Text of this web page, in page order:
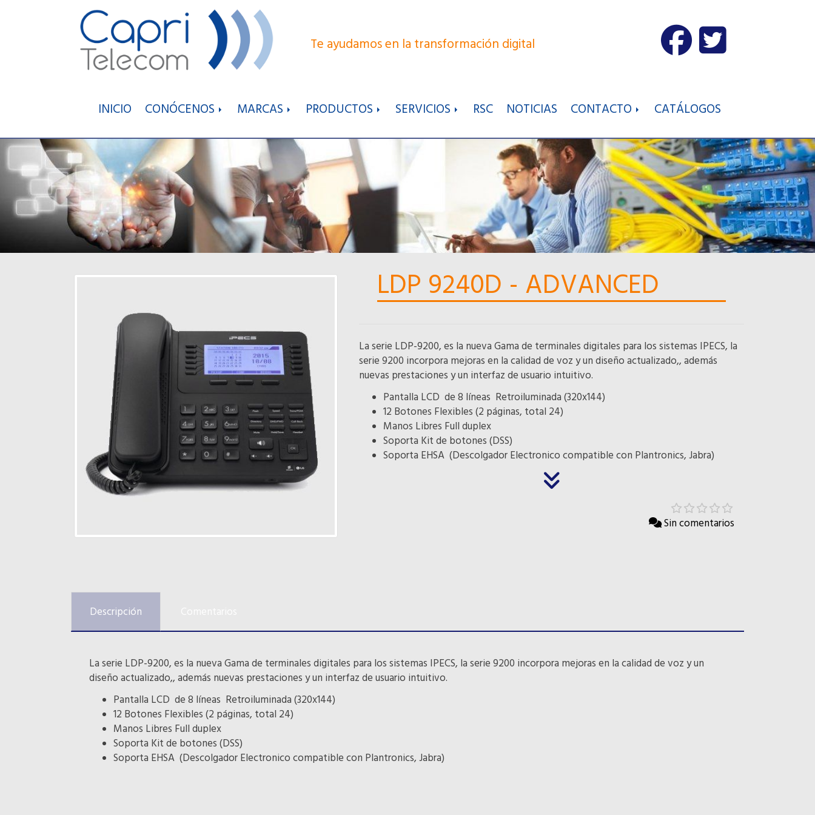
Te ayudamos en la transformación digital
INICIO CONÓCENOS MARCAS PRODUCTOS SERVICIOS RSC NOTICIAS CONTACTO CATÁLOGOS
LDP 9240D - ADVANCED
La serie LDP-9200, es la nueva Gama de terminales digitales para los sistemas IPECS, la
serie 9200 incorpora mejoras en la calidad de voz y un diseño actualizado,, además
nuevas prestaciones y un interfaz de usuario intuitivo.
Pantalla LCD de 8 líneas Retroiluminada (320x144)
12 Botones Flexibles (2 páginas, total 24)
Manos Libres Full duplex
Soporta Kit de botones (DSS)
Soporta EHSA (Descolgador Electronico compatible con Plantronics, Jabra)
Sin comentarios
Descripción
La serie LDP-9200, es la nueva Gama de terminales digitales para los sistemas IPECS, la serie 9200 incorpora mejoras en la calidad de voz y un
diseño actualizado,, además nuevas prestaciones y un interfaz de usuario intuitivo.
Pantalla LCD de 8 líneas Retroiluminada (320x144)
12 Botones Flexibles (2 páginas, total 24)
Manos Libres Full duplex
Soporta Kit de botones (DSS)
Soporta EHSA (Descolgador Electronico compatible con Plantronics, Jabra)